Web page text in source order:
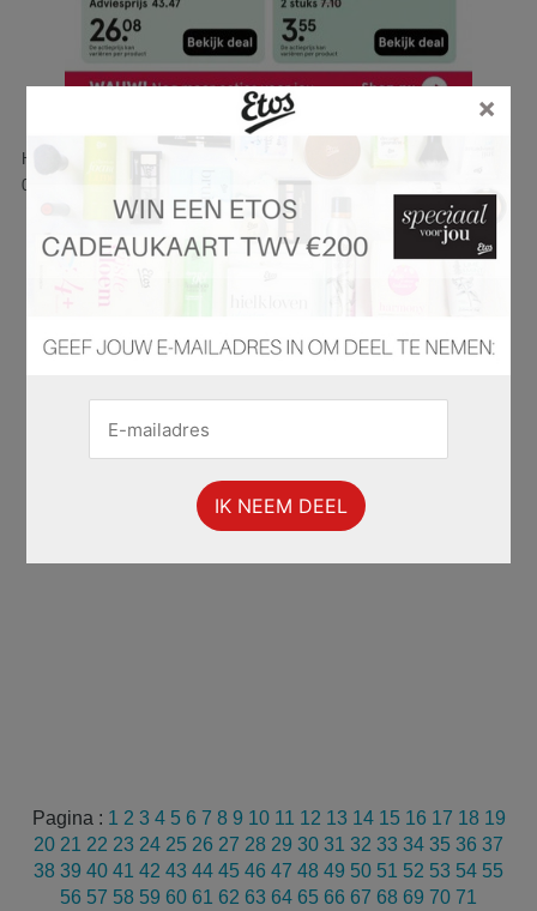
Hier is pagina 46 van 71 pagina's van de Etos folder, geldig van
03.02.2025 tot 09.02.2025.
Pagina : 1 2 3 4 5 6 7 8 9 10 11 12 13 14 15 16 17 18 19
20 21 22 23 24 25 26 27 28 29 30 31 32 33 34 35 36 37
38 39 40 41 42 43 44 45 46 47 48 49 50 51 52 53 54 55
56 57 58 59 60 61 62 63 64 65 66 67 68 69 70 71
×